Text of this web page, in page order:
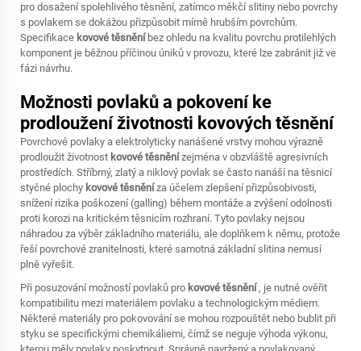
pro dosažení spolehlivého těsnění, zatímco měkčí slitiny nebo povrchy
s povlakem se dokážou přizpůsobit mírně hrubším povrchům.
Specifikace kovové těsnění bez ohledu na kvalitu povrchu protilehlých
komponent je běžnou příčinou úniků v provozu, které lze zabránit již ve
fázi návrhu.
Možnosti povlaků a pokovení ke
prodloužení životnosti kovových těsnění
Povrchové povlaky a elektrolyticky nanášené vrstvy mohou výrazně
prodloužit životnost kovové těsněnízejména v obzvláště agresivních
prostředích. Stříbrný, zlatý a niklový povlak se často nanáší na těsnicí
styčné plochy kovové těsněníza účelem zlepšení přizpůsobivosti,
snížení rizika poškození (galling) během montáže a zvýšení odolnosti
proti korozi na kritickém těsnicím rozhraní. Tyto povlaky nejsou
náhradou za výběr základního materiálu, ale doplňkem k němu, protože
řeší povrchové zranitelnosti, které samotná základní slitina nemusí
plně vyřešit.
Při posuzování možností povlaků pro kovové těsnění, je nutné ověřit
kompatibilitu mezi materiálem povlaku a technologickým médiem.
Některé materiály pro pokovování se mohou rozpouštět nebo bublit při
styku se specifickými chemikáliemi, čímž se neguje výhoda výkonu,